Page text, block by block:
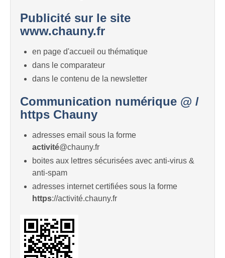
Publicité sur le site
www.chauny.fr
en page d'accueil ou thématique
dans le comparateur
dans le contenu de la newsletter
Communication numérique @ /
https Chauny
adresses email sous la forme
activité@chauny.fr
boites aux lettres sécurisées avec anti-virus &
anti-spam
adresses internet certifiées sous la forme
https://activité.chauny.fr